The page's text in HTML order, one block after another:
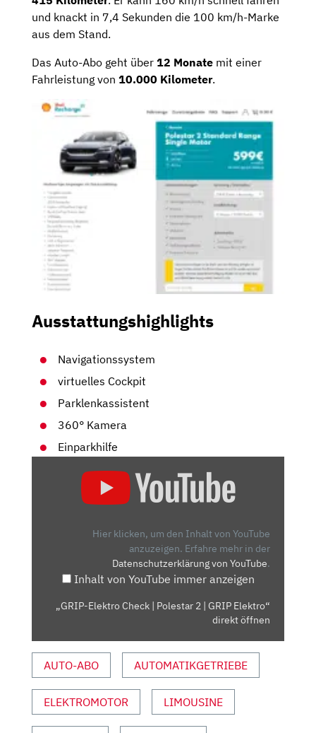
und knackt in 7,4 Sekunden die 100 km/h-Marke
aus dem Stand.
Das Auto-Abo geht über 12 Monate mit einer
Fahrleistung von 10.000 Kilometer.
Ausstattungshighlights
Navigationssystem
virtuelles Cockpit
Parklenkassistent
360° Kamera
Einparkhilfe
ELEKTRO“
ANZEIGEN
Hier klicken, um den Inhalt von YouTube
anzuzeigen. Erfahre mehr in der
Datenschutzerklärung von YouTube.
Inhalt von YouTube immer anzeigen
„GRIP-Elektro Check | Polestar 2 | GRIP Elektro“
direkt öffnen
AUTO-ABO AUTOMATIKGETRIEBE
ELEKTROMOTOR LIMOUSINE